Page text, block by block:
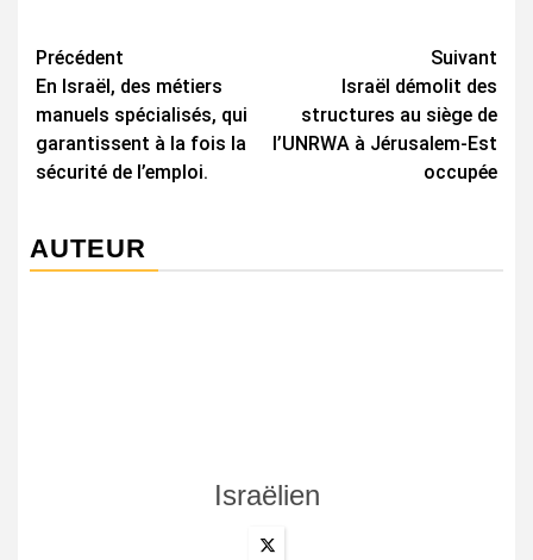
Navigation
d’article
Précédent
En Israël, des métiers
manuels spécialisés, qui
garantissent à la fois la
sécurité de l’emploi.
Suivant
Israël démolit des
structures au siège de
l’UNRWA à Jérusalem-Est
occupée
AUTEUR
Israëlien